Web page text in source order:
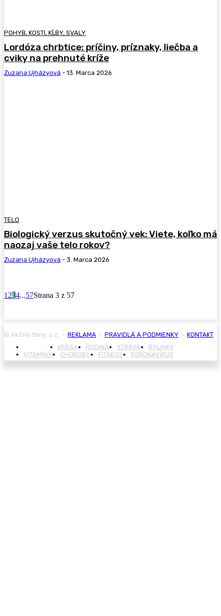
POHYB, KOSTI, KĹBY, SVALY
Lordóza chrbtice: príčiny, príznaky, liečba a
cviky na prehnuté kríže
Zuzana Ujházyová - 13. Marca 2026
TELO
Biologický verzus skutočný vek: Viete, koľko má
naozaj vaše telo rokov?
Zuzana Ujházyová - 3. Marca 2026
1 234...57Strana 3 z 57
© Akčné ženy, o.z. • REKLAMA • PRAVIDLÁ A PODMIENKY • KONTAKT
KRÁSA RODINA STRAVA
BYLINKY
VITAMÍNY
CHOROBY FITNESS KORONAVÍRUS